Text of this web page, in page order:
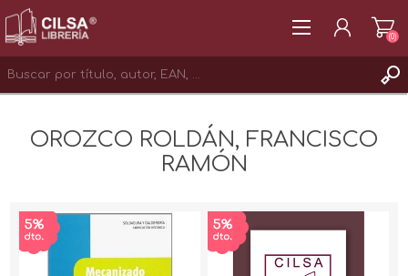
INICIAR SESIÓN
(0)
OROZCO ROLDÁN, FRANCISCO
RAMÓN